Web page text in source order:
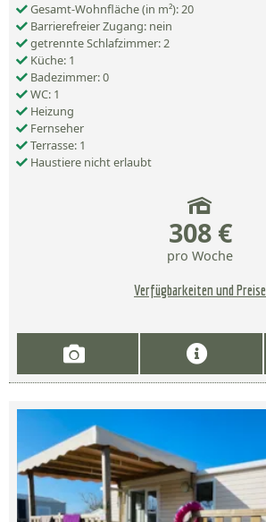
Gesamt-Wohnfläche (in m²): 20
Barrierefreier Zugang: nein
getrennte Schlafzimmer: 2
Küche: 1
Badezimmer: 0
WC: 1
Heizung
Fernseher
Terrasse: 1
Haustiere nicht erlaubt
308 €
pro Woche
Verfügbarkeiten und Preise